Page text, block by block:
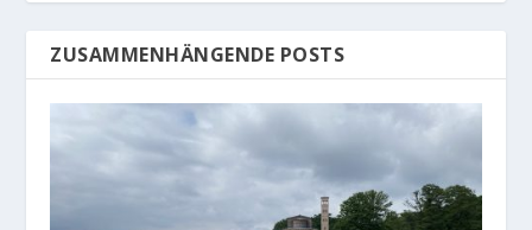
ZUSAMMENHÄNGENDE POSTS